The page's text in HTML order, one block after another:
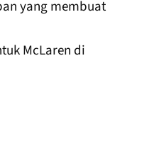
yang membuat
McLaren di